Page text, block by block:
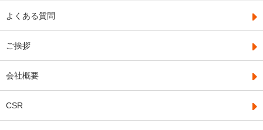
よくある質問
ご挨拶
会社概要
CSR